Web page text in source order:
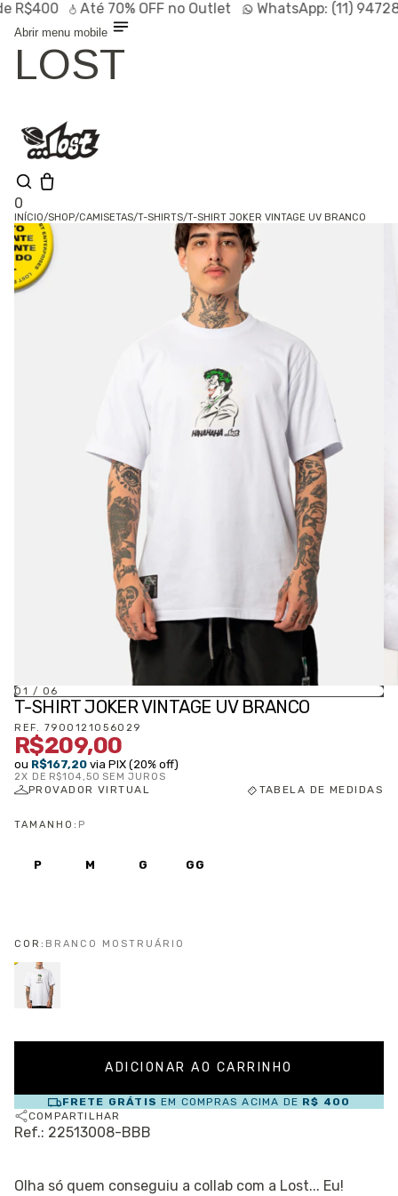
Até70% OFF no Outlet WhatsApp:(11) 94728-
Abrir menu mobile
LOST
0
Olá, visitante
Entrar /
Cadastrar
Shop
INÍCIO/SHOP/CAMISETAS/T-SHIRTS/T-SHIRT JOKER VINTAGE UV BRANCO
01 / 06
T-SHIRT JOKER VINTAGE UV BRANCO
REF. 7900121056029
R$209,00
ou R$167,20 via PIX (20% off)
2X DE R$104,50 SEM JUROS
PROVADOR VIRTUAL TABELA DE MEDIDAS
TAMANHO: P
P M G GG
COR: BRANCO MOSTRUÁRIO
FRETE GRÁTIS EM COMPRAS ACIMA DE R$ 400
COMPARTILHAR
Ref.: 22513008-BBB
Olha só quem conseguiu a collab com a Lost... Eu!